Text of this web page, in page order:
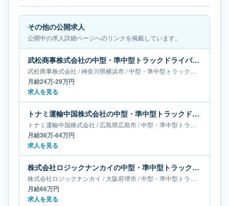
その他の公開求人
公開中の求人詳細ページへのリンクを掲載しています。
武松商事株式会社の中型・準中型トラックドライバー求人｜神奈川県横浜市｜月給24万-29万円
武松商事株式会社 /神奈川県横浜市/中型・準中型トラックドライバー
月給24万-29万円
求人を見る
トナミ運輸中国株式会社の中型・準中型トラックドライバー求人｜広島県広島市｜月給36万-64万円
トナミ運輸中国株式会社 /広島県広島市/中型・準中型トラックドライバー
月給36万-64万円
求人を見る
株式会社ロジックナンカイの中型・準中型トラックドライバー求人｜大阪府堺市｜月給66万円
株式会社ロジックナンカイ /大阪府堺市/中型・準中型トラックドライバー
月給66万円
求人を見る